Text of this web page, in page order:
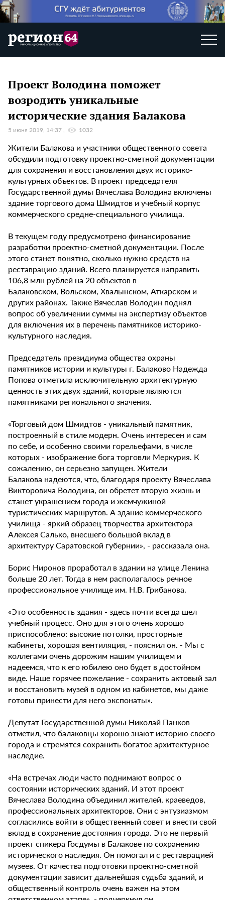
Проект Володина поможет
возродить уникальные
исторические здания Балакова
5 июня 2019, 14:37 1032
Жители Балакова и участники общественного совета
обсудили подготовку проектно-сметной документации
для сохранения и восстановления двух историко-
культурных объектов. В проект председателя
Государственной думы Вячеслава Володина включены
здание торгового дома Шмидтов и учебный корпус
коммерческого средне-специального училища.
В текущем году предусмотрено финансирование
разработки проектно-сметной документации. После
этого станет понятно, сколько нужно средств на
реставрацию зданий. Всего планируется направить
106,8 млн рублей на 20 объектов в
Балаковском, Вольском, Хвалынском, Аткарском и
других районах. Также Вячеслав Володин поднял
вопрос об увеличении суммы на экспертизу объектов
для включения их в перечень памятников историко-
культурного наследия.
Председатель президиума общества охраны
памятников истории и культуры г. Балаково Надежда
Попова отметила исключительную архитектурную
ценность этих двух зданий, которые являются
памятниками регионального значения.
«Торговый дом Шмидтов - уникальный памятник,
построенный в стиле модерн. Очень интересен и сам
по себе, и особенно своими горельефами, в числе
которых - изображение бога торговли Меркурия. К
сожалению, он серьезно запущен. Жители
Балакова надеются, что, благодаря проекту Вячеслава
Викторовича Володина, он обретет вторую жизнь и
станет украшением города и жемчужиной
туристических маршрутов. А здание коммерческого
училища - яркий образец творчества архитектора
Алексея Салько, внесшего большой вклад в
архитектуру Саратовской губернии», - рассказала она.
Борис Ниронов проработал в здании на улице Ленина
больше 20 лет. Тогда в нем располагалось речное
профессиональное училище им. Н.В. Грибанова.
«Это особенность здания - здесь почти всегда шел
учебный процесс. Оно для этого очень хорошо
приспособлено: высокие потолки, просторные
кабинеты, хорошая вентиляция, - пояснил он. - Мы с
коллегами очень дорожим нашим училищем и
надеемся, что к его юбилею оно будет в достойном
виде. Наше горячее пожелание - сохранить актовый зал
и восстановить музей в одном из кабинетов, мы даже
готовы принести для него экспонаты».
Депутат Государственной думы Николай Панков
отметил, что балаковцы хорошо знают историю своего
города и стремятся сохранить богатое архитектурное
наследие.
«На встречах люди часто поднимают вопрос о
состоянии исторических зданий. И этот проект
Вячеслава Володина объединил жителей, краеведов,
профессиональных архитекторов. Они с энтузиазмом
согласились войти в общественный совет и внести свой
вклад в сохранение достояния города. Это не первый
проект спикера Госдумы в Балакове по сохранению
исторического наследия. Он помогал и с реставрацией
музеев. От качества подготовки проектно-сметной
документации зависит дальнейшая судьба зданий, и
общественный контроль очень важен на этом